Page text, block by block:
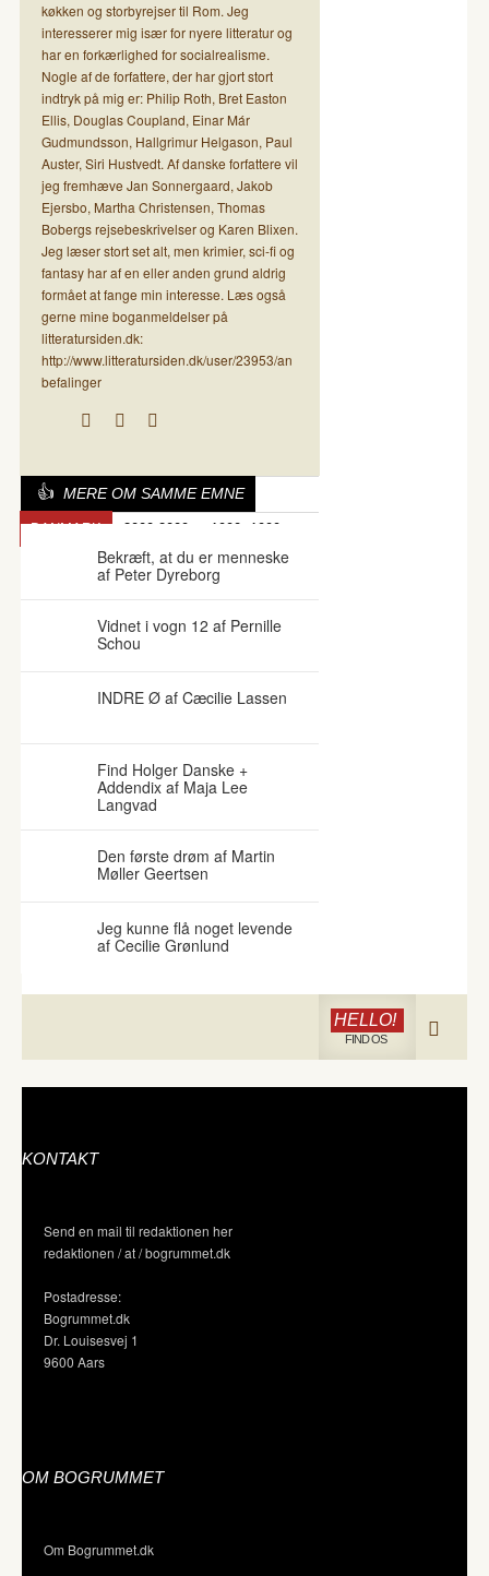
køkken og storbyrejser til Rom. Jeg
interesserer mig især for nyere litteratur og
har en forkærlighed for socialrealisme.
Nogle af de forfattere, der har gjort stort
indtryk på mig er: Philip Roth, Bret Easton
Ellis, Douglas Coupland, Einar Már
Gudmundsson, Hallgrimur Helgason, Paul
Auster, Siri Hustvedt. Af danske forfattere vil
jeg fremhæve Jan Sonnergaard, Jakob
Ejersbo, Martha Christensen, Thomas
Bobergs rejsebeskrivelser og Karen Blixen.
Jeg læser stort set alt, men krimier, sci-fi og
fantasy har af en eller anden grund aldrig
formået at fange min interesse. Læs også
gerne mine boganmeldelser på
litteratursiden.dk:
http://www.litteratursiden.dk/user/23953/an
befalinger
MERE OM SAMME EMNE
DANMARK 2000-2009 1990- 1999
Bekræft, at du er menneske
af Peter Dyreborg
Vidnet i vogn 12 af Pernille
Schou
INDRE Ø af Cæcilie Lassen
Find Holger Danske +
Addendix af Maja Lee
Langvad
Den første drøm af Martin
Møller Geertsen
Jeg kunne flå noget levende
af Cecilie Grønlund
HELLO!
FIND OS
KONTAKT
Send en mail til redaktionen her
redaktionen / at / bogrummet.dk
Postadresse:
Bogrummet.dk
Dr. Louisesvej 1
9600 Aars
OM BOGRUMMET
Om Bogrummet.dk